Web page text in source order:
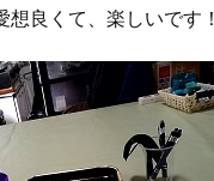
想良くて、楽しいです